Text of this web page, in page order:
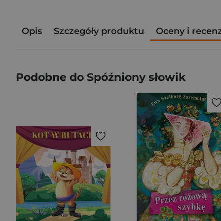
Opis Szczegóły produktu Oceny i
Podobne do Spóźniony słowik